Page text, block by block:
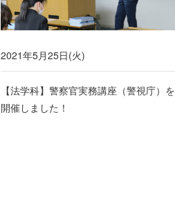
2021年5月25日(火)
【法学科】警察官実務講座（警視庁）を
開催しました！